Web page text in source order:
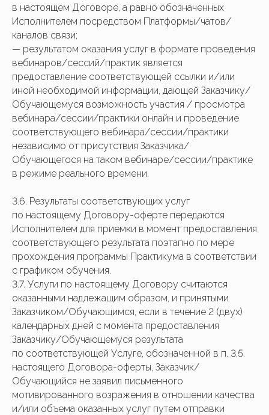
в настоящем Договоре, а равно обозначенных
Исполнителем посредством Платформы/чатов/
каналов связи;
— результатом оказания услуг в формате проведения
вебинаров/сессий/практик является
предоставление соответствующей ссылки и/или
иной необходимой информации, дающей Заказчику/
Обучающемуся возможность участия / просмотра
вебинара/сессии/практики онлайн и проведение
соответствующего вебинара/сессии/практики
независимо от присутствия Заказчика/
Обучающегося на таком вебинаре/сессии/практике
в режиме реального времени.
3.6. Результаты соответствующих услуг
по настоящему Договору-оферте передаются
Исполнителем для приемки в момент предоставления
соответствующего результата поэтапно по мере
прохождения программы Практикума в соответствии
с графиком обучения.
3.7. Услуги по настоящему Договору считаются
оказанными надлежащим образом, и принятыми
Заказчиком/Обучающимся, если в течение 2 (двух)
календарных дней с момента предоставления
Заказчику/Обучающемуся результата
по соответствующей Услуге, обозначенной в п. 3.5.
настоящего Договора-оферты, Заказчик/
Обучающийся не заявил письменного
мотивированного возражения в отношении качества
и/или объема оказанных услуг путем отправки